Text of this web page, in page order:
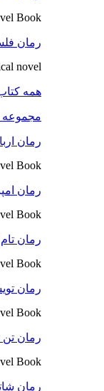
Book
رمان
novel
همه
مجموعه
رمان
Book
رمان
Book
رمان
Book
رمان
Book
رمان تن
Book
رمان